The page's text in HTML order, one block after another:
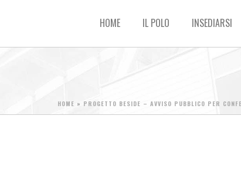
HOME IL POLO INSEDIARSI
HOME » PROGETTO BESIDE – AVVISO PUBBLICO PER